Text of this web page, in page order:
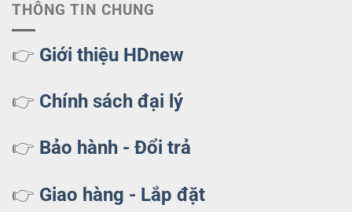
THÔNG TIN CHUNG
👉 Giới thiệu HDnew
👉 Chính sách đại lý
👉 Bảo hành - Đổi trả
👉 Giao hàng - Lắp đặt